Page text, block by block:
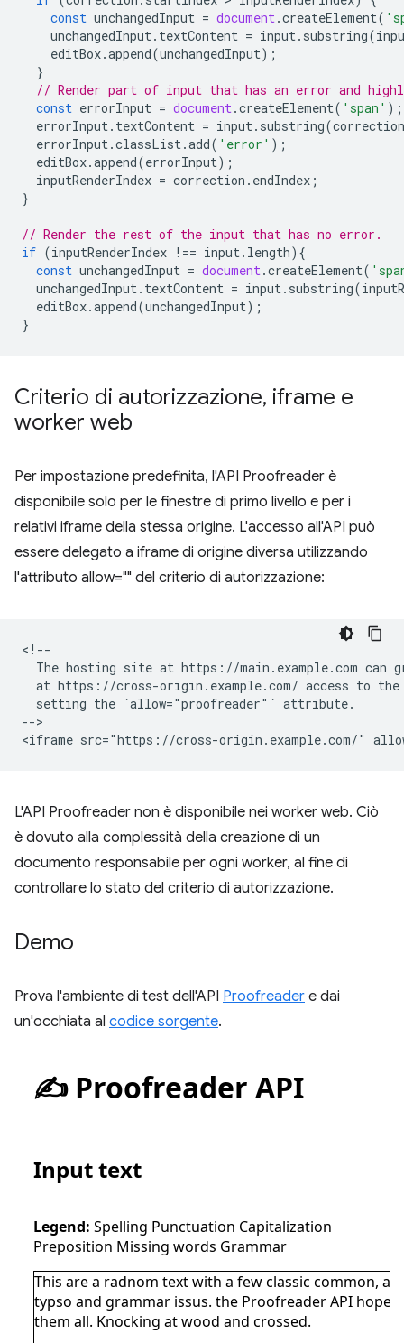
const unchangedInput = document.createElement(
unchangedInput. textContent = input. substring(
editBox.append(unchangedInput);
}
// Render part of input that has an error and
const errorInput = document.createElement( 'span' );
errorInput. textContent = input. substring(correction
errorInput.classList.add( 'error' );
editBox.append(errorInput);
inputRenderIndex = correction . endIndex ;
}
// Render the rest of the input that has no error.
if (inputRenderIndex !== input. length){
const unchangedInput = document.createElement(
unchangedInput. textContent = input. substring(
editBox.append(unchangedInput);
}
Criterio di autorizzazione, iframe e
worker web
Per impostazione predefinita, l'API Proofreader è
disponibile solo per le finestre di primo livello e per i
relativi iframe della stessa origine. L'accesso all'API può
essere delegato a iframe di origine diversa utilizzando
l'attributo allow="" del criterio di autorizzazione:
<!--
The hosting site at https://main.example.com can
at https://cross-origin.example.com/ access to
  setting the `allow="proofreader"` attribute.
-->
L'API Proofreader non è disponibile nei worker web. Ciò
è dovuto alla complessità della creazione di un
documento responsabile per ogni worker, al fine di
controllare lo stato del criterio di autorizzazione.
Demo
Prova l'ambiente di test dell'API Proofreader e dai
un'occhiata al codice sorgente.